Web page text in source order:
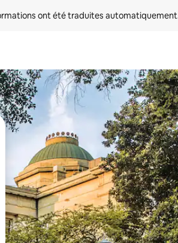
ont été traduites
et vers le bas pour les parcourir ou en